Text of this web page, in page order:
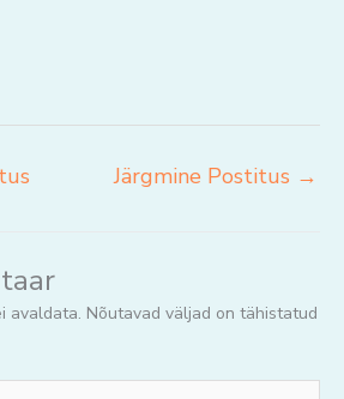
Järgmine Postitus →
avaldata. Nõutavad väljad on tähistatud